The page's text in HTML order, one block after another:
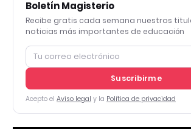
Boletín Magisterio
Recibe gratis cada semana nuestros
noticias más importantes de educación
Suscribirme
Acepto el Aviso legal y la Política de privacidad